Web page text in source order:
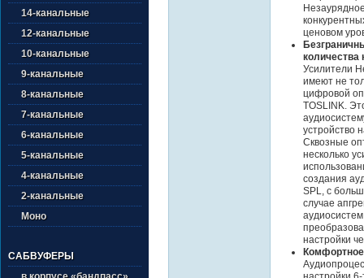
14-канальные
12-канальные
10-канальные
9-канальные
8-канальные
7-канальные
6-канальные
5-канальные
4-канальные
2-канальные
Моно
САБВУФЕРЫ
ценовом
Усилители
имеют не
цифровой
TOSLINK.
устройство
Сквозные
несколько
создания
SPL, с
случае
настройки
Комфортное